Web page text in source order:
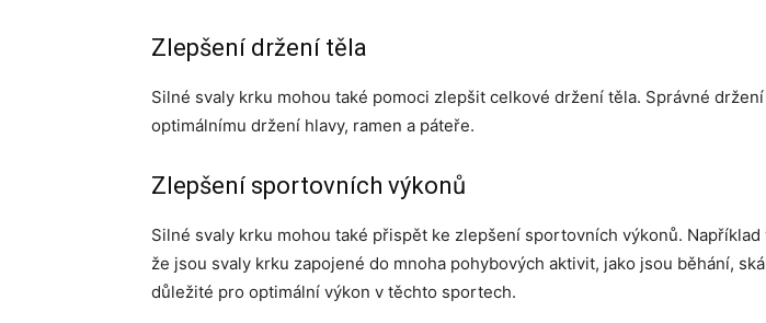
Zlepšení držení těla
Silné svaly krku mohou také pomoci zlepšit celkové držení těla. Správné
optimálnímu držení hlavy, ramen a páteře.
Zlepšení sportovních výkonů
Silné svaly krku mohou také přispět ke zlepšení sportovních výkonů. Například
že jsou svaly krku zapojené do mnoha pohybových aktivit, jako jsou běhání,
důležité pro optimální výkon v těchto sportech.